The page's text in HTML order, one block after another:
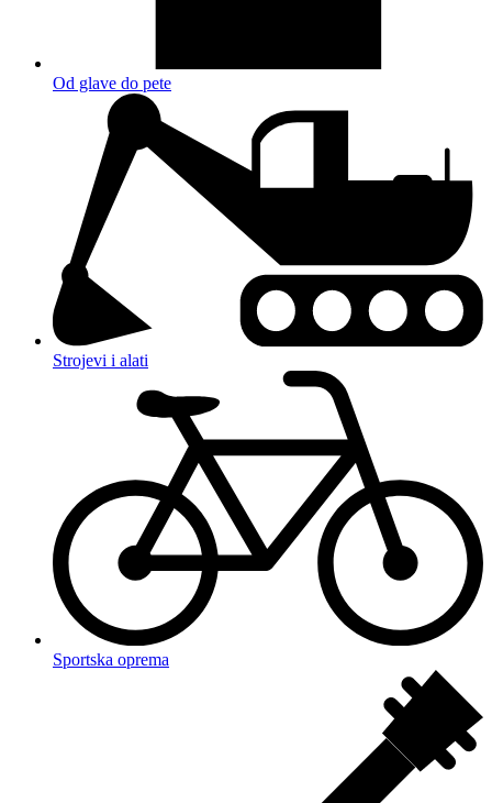
Od glave do pete
Strojevi i alati
Sportska oprema